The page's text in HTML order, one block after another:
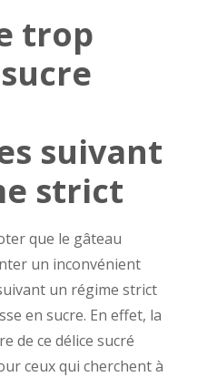
trop
suivant
strict
que le gâteau
un inconvénient
un régime strict
en sucre. En effet, la
de ce délice sucré
ceux qui cherchent à